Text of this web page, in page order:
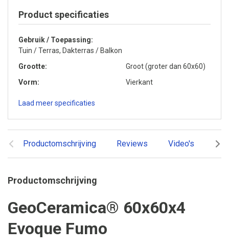
Productomschrijving Reviews Video's
Productomschrijving
GeoCeramica® 60x60x4
Evoque Fumo
Product specificaties
Gebruik / Toepassing
Tuin / Terras, Dakterras / Balkon
Grootte
Groot (groter dan 60x60)
Vorm
Vierkant
Laad meer specificaties